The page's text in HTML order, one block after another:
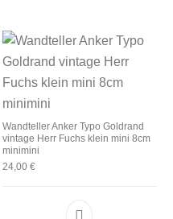
Wandteller Anker Typo Goldrand
vintage Herr Fuchs klein mini 8cm
minimini
24,00 €